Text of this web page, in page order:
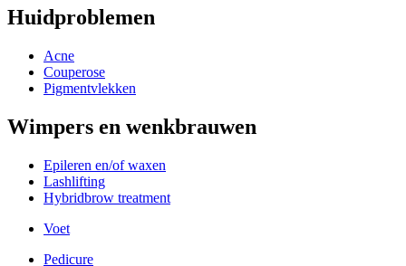
Huidproblemen
Acne
Couperose
Pigmentvlekken
Wimpers en wenkbrauwen
Epileren en/of waxen
Lashlifting
Hybridbrow treatment
Voet
Pedicure